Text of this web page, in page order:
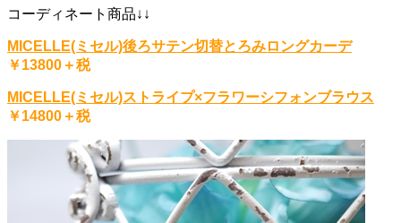
コーディネート商品↓↓
MICELLE(ミセル)後ろサテン切替とろみロングカーデ
￥13800＋税
MICELLE(ミセル)ストライプ×フラワーシフォンブラウス
￥14800＋税